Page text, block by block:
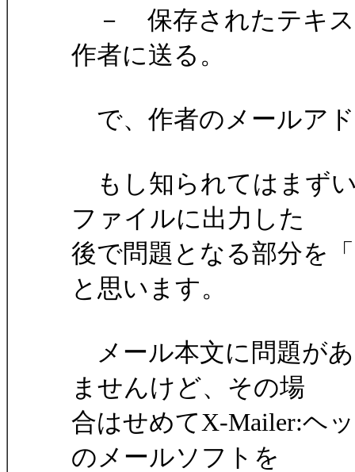
－ 保存されたテキス
作者に送る。
で、作者のメールアド
もし知られてはまず
ファイルに出力した
後で問題となる部分を
と思います。
メール本文に問題が
ませんけど、その場
合はせめてX-Mailer:ヘ
のメールソフトを